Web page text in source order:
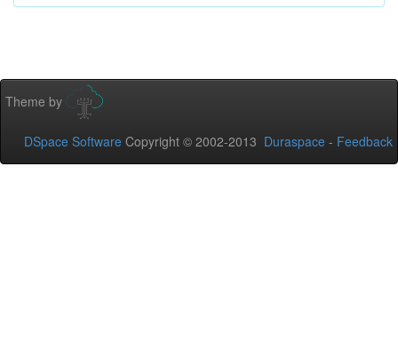
Theme by
DSpace Software Copyright © 2002-2013 Duraspace - Feedback